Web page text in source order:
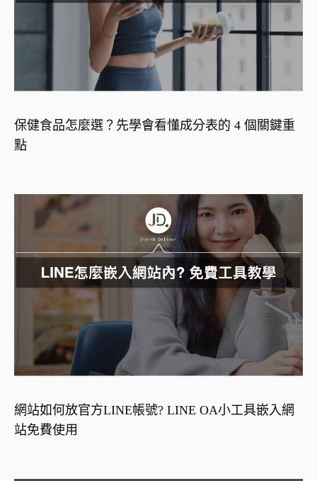
保健食品怎麼選？先學會看懂成分表的 4 個關鍵重
點
網站如何放官方LINE帳號? LINE OA小工具嵌入網
站免費使用